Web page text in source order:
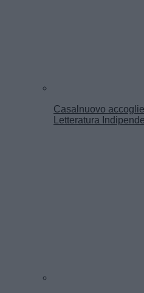
Casalnuovo
Letteratura